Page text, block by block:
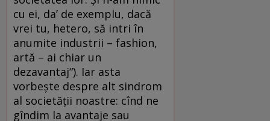
cu ei, da’ de exemplu, dacă
vrei tu, hetero, să intri în
anumite industrii – fashion,
artă – ai chiar un
dezavantaj“). Iar asta
vorbește despre alt sindrom
al societății noastre: cînd ne
gîndim la avantaje sau